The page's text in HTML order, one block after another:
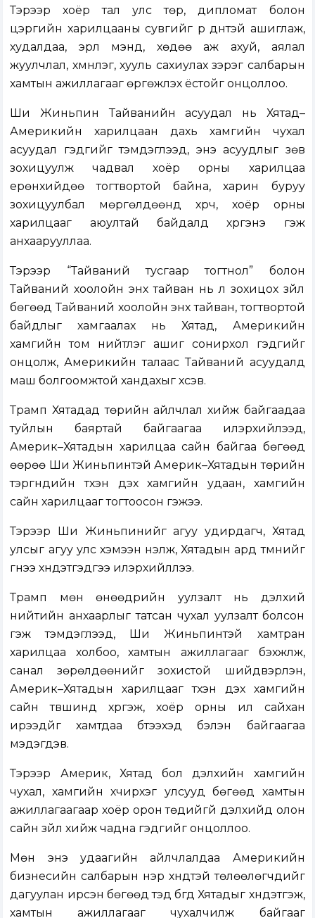
Тэрээр хоёр тал улс төр, дипломат болон
цэргийн харилцааны сувгийг үр дүнтэй ашиглаж,
худалдаа, эрүүл мэнд, хөдөө аж ахуй, аялал
жуулчлал, хүмүүнлэг, хууль сахиулах зэрэг салбарын
хамтын ажиллагааг өргөжүүлэх ёстойг онцоллоо.
Ши Жиньпин Тайванийн асуудал нь Хятад–
Америкийн харилцаан дахь хамгийн чухал
асуудал гэдгийг тэмдэглээд, энэ асуудлыг зөв
зохицуулж чадвал хоёр орны харилцаа
ерөнхийдөө тогтвортой байна, харин буруу
зохицуулбал мөргөлдөөнд хүрч, хоёр орны
харилцааг аюултай байдалд хүргэнэ гэж
анхаарууллаа.
Тэрээр “Тайваний тусгаар тогтнол” болон
Тайваний хоолойн энх тайван нь үл зохицох зүйл
бөгөөд Тайваний хоолойн энх тайван, тогтвортой
байдлыг хамгаалах нь Хятад, Америкийн
хамгийн том нийтлэг ашиг сонирхол гэдгийг
онцолж, Америкийн талаас Тайваний асуудалд
маш болгоомжтой хандахыг хүсэв.
Трамп Хятадад төрийн айлчлал хийж байгаадаа
туйлын баяртай байгаагаа илэрхийлээд,
Америк–Хятадын харилцаа сайн байгаа бөгөөд
өөрөө Ши Жиньпинтэй Америк–Хятадын төрийн
тэргүүнүүдийн түүхэн дэх хамгийн удаан, хамгийн
сайн харилцааг тогтоосон гэжээ.
Тэрээр Ши Жиньпинийг агуу удирдагч, Хятад
улсыг агуу улс хэмээн үнэлж, Хятадын ард түмнийг
гүнээ хүндэтгэдгээ илэрхийллээ.
Трамп мөн өнөөдрийн уулзалт нь дэлхий
нийтийн анхаарлыг татсан чухал уулзалт болсон
гэж тэмдэглээд, Ши Жиньпинтэй хамтран
харилцаа холбоо, хамтын ажиллагааг бэхжүүлж,
санал зөрөлдөөнийг зохистой шийдвэрлэн,
Америк–Хятадын харилцааг түүхэн дэх хамгийн
сайн түвшинд хүргэж, хоёр орны илүү сайхан
ирээдүйг хамтдаа бүтээхэд бэлэн байгаагаа
мэдэгдэв.
Тэрээр Америк, Хятад бол дэлхийн хамгийн
чухал, хамгийн хүчирхэг улсууд бөгөөд хамтын
ажиллагаагаар хоёр орон төдийгүй дэлхийд олон
сайн зүйл хийж чадна гэдгийг онцоллоо.
Мөн энэ удаагийн айлчлалдаа Америкийн
бизнесийн салбарын нэр хүндтэй төлөөлөгчдийг
дагуулан ирсэн бөгөөд тэд бүгд Хятадыг хүндэтгэж,
хамтын ажиллагааг чухалчилж байгааг